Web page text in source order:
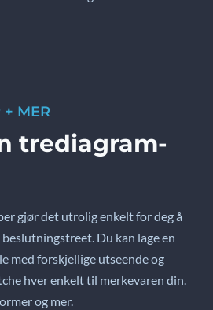
+ MER
trediagram-
gjør det utrolig enkelt for deg å
Du kan lage en
med forskjellige utseende og
hver enkelt til merkevaren din.
og mer.